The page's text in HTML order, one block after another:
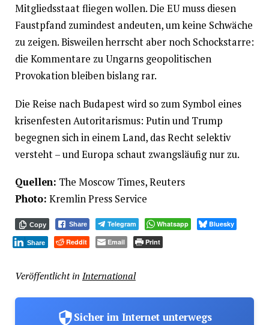
Mitgliedsstaat fliegen wollen. Die EU muss diesen
Faustpfand zumindest andeuten, um keine Schwäche
zu zeigen. Bisweilen herrscht aber noch Schockstarre:
die Kommentare zu Ungarns geopolitischen
Provokation bleiben bislang rar.
Die Reise nach Budapest wird so zum Symbol eines
krisenfesten Autoritarismus: Putin und Trump
begegnen sich in einem Land, das Recht selektiv
versteht – und Europa schaut zwangsläufig nur zu.
Quellen: The Moscow Times, Reuters
Photo: Kremlin Press Service
Copy Share Telegram Whatsapp Bluesky
Share Reddit Email Print
Veröffentlicht in International
Sicher im Internet unterwegs